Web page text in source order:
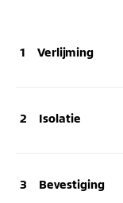
Verlijming
Isolatie
Bevestiging